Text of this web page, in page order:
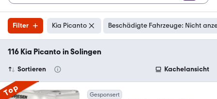
Filter Kia Picanto Beschädigte Fahrzeuge: Nicht
116 Kia Picanto in Solingen
Sortieren Kachelansicht
Top Gesponsert